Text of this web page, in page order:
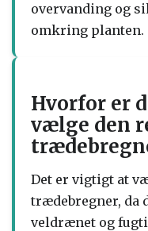
overvanding og
omkring planten.
Hvorfor er
vælge den
Det er vigtigt at
trædebregner, da
veldrænet og